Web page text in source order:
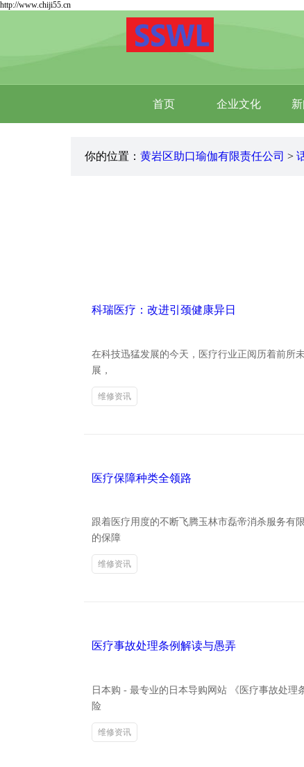
http://www.chiji55.cn
首页 企业文化
你的位置： 黄岩区助口瑜伽有限责任公司 >
科瑞医疗：改进引颈健康异日
在科技迅猛发展的今天，医疗行业正阅历着前所
展，
维修资讯
医疗保障种类全领路
跟着医疗用度的不断飞腾玉林市磊帝消杀服务有
的保障
维修资讯
医疗事故处理条例解读与愚弄
日本购 - 最专业的日本导购网站 《医疗事故处
险
维修资讯